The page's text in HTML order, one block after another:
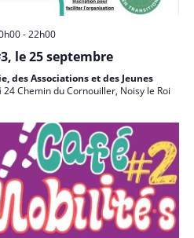
-22h00
le 25 septembre
des Associations et des Jeunes
24 Chemin du Cornouiller, Noisy le Roi